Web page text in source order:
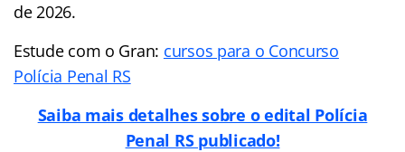
de 2026.
Estude com o Gran: cursos para o Concurso
Polícia Penal RS
Saiba mais detalhes sobre o edital Polícia
Penal RS publicado!